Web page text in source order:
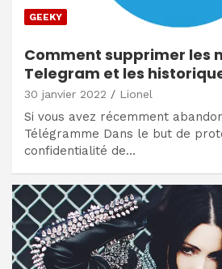
GEEKY
Comment supprimer les
Telegram et les
30 janvier 2022 Lionel
Si vous avez récemment
Télégramme Dans le but de
confidentialité de…